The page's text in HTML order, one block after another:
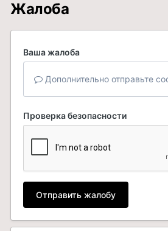
Жалоба
Ваша жалоба
Дополнительно отправьте
Проверка безопасности
Отправить жалобу